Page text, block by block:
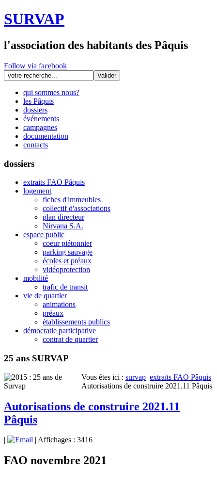
SURVAP
l'association des habitants des Pâquis
Follow via facebook
qui sommes nous?
les Pâquis
dossiers
événements
campagnes
documentation
contacts
dossiers
extraits FAO Pâquis
logement
fiches d'immeubles
collectif d'associations
plan directeur
Nirvana S.A.
espace public
coeur piétonnier
parking sauvage
écoles et préaux
vidéoprotection
mobilité
trafic de transit
vie de quartier
animations
préaux
établissements publics
démocratie participative
contrat de quartier
25 ans SURVAP
Vous êtes ici : survap extraits FAO Pâquis
Autorisations de construire 2021.11 Pâquis
Autorisations de construire 2021.11
Pâquis
| Affichages : 3416
FAO novembre 2021